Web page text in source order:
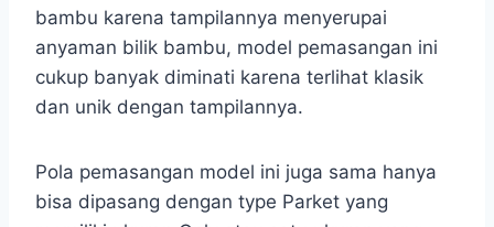
bambu karena tampilannya menyerupai
anyaman bilik bambu, model pemasangan ini
cukup banyak diminati karena terlihat klasik
dan unik dengan tampilannya.
Pola pemasangan model ini juga sama hanya
bisa dipasang dengan type Parket yang